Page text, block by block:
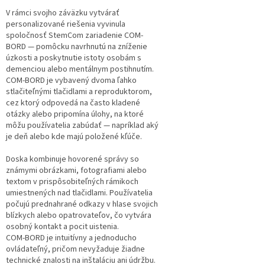
V rámci svojho záväzku vytvárať
personalizované riešenia vyvinula
spoločnosť StemCom zariadenie COM-
BORD — pomôcku navrhnutú na zníženie
úzkosti a poskytnutie istoty osobám s
demenciou alebo mentálnym postihnutím.
COM-BORD je vybavený dvoma ľahko
stlačiteľnými tlačidlami a reproduktorom,
cez ktorý odpovedá na často kladené
otázky alebo pripomína úlohy, na ktoré
môžu používatelia zabúdať — napríklad aký
je deň alebo kde majú položené kľúče.
Doska kombinuje hovorené správy so
známymi obrázkami, fotografiami alebo
textom v prispôsobiteľných rámikoch
umiestnených nad tlačidlami. Používatelia
počujú prednahrané odkazy v hlase svojich
blízkych alebo opatrovateľov, čo vytvára
osobný kontakt a pocit uistenia.
COM-BORD je intuitívny a jednoducho
ovládateľný, pričom nevyžaduje žiadne
technické znalosti na inštaláciu ani údržbu.